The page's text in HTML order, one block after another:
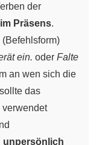
der
im Präsens.
(Befehlsform)
ein. oder Falte
an wen sich die
das
verwendet
unpersönlich